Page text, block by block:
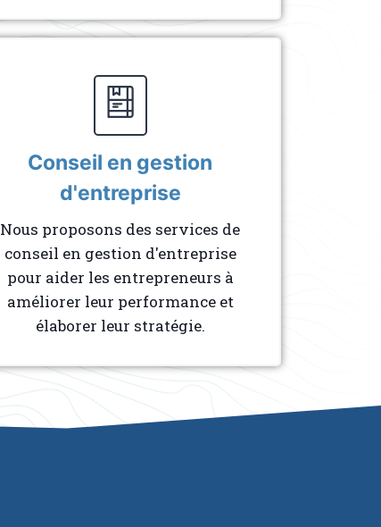
Conseil en gestion
d'entreprise
Nous proposons des services de
conseil en gestion d'entreprise
pour aider les entrepreneurs à
améliorer leur performance et
élaborer leur stratégie.